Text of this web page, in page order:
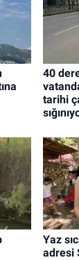
40
tarihi
Yaz
adresi